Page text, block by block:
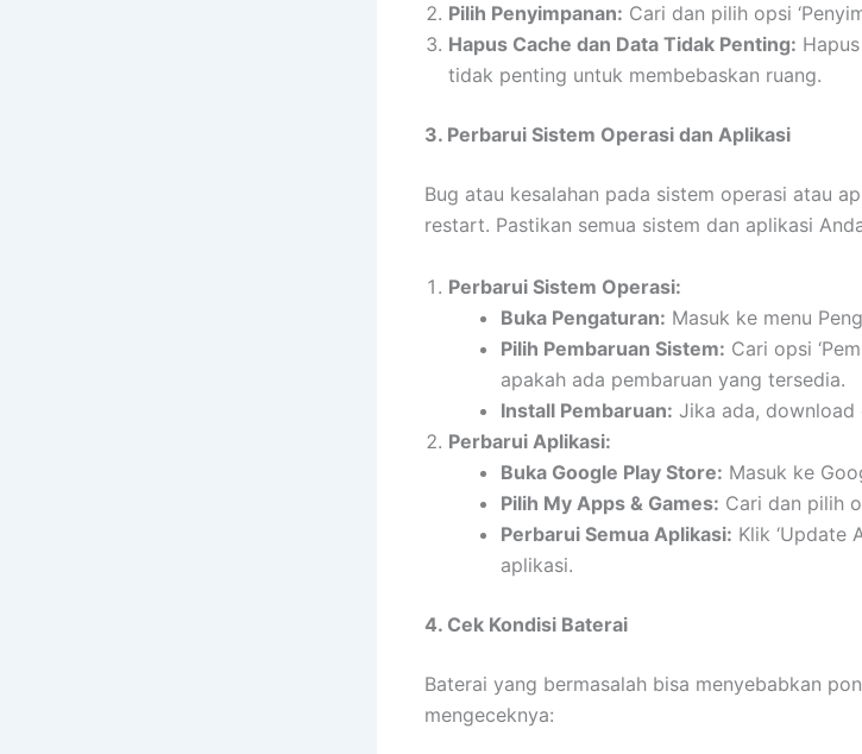
Pilih Penyimpanan: Cari dan pilih opsi
Hapus Cache dan Data Tidak Penting:
tidak penting untuk membebaskan ruang.
3. Perbarui Sistem Operasi dan Aplikasi
Bug atau kesalahan pada sistem operasi atau
restart. Pastikan semua sistem dan aplikasi
Perbarui Sistem Operasi:
Buka Pengaturan: Masuk ke menu
Pilih Pembaruan Sistem: Cari opsi
apakah ada pembaruan yang tersedia.
Install Pembaruan: Jika ada, download
Perbarui Aplikasi:
Buka Google Play Store: Masuk ke
Pilih My Apps & Games: Cari dan pilih
Perbarui Semua Aplikasi: Klik ‘Update
aplikasi.
4. Cek Kondisi Baterai
Baterai yang bermasalah bisa menyebabkan
mengeceknya: